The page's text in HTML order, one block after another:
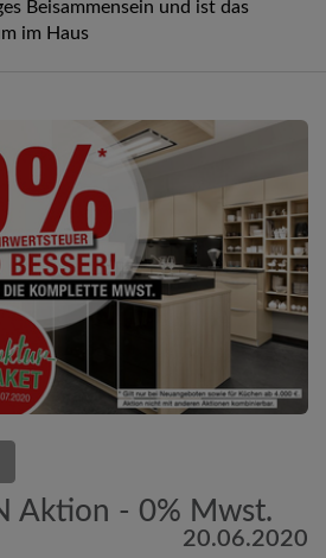
Beisammensein und ist das
im Haus
Aktion - 0% Mwst.
20.06.2020